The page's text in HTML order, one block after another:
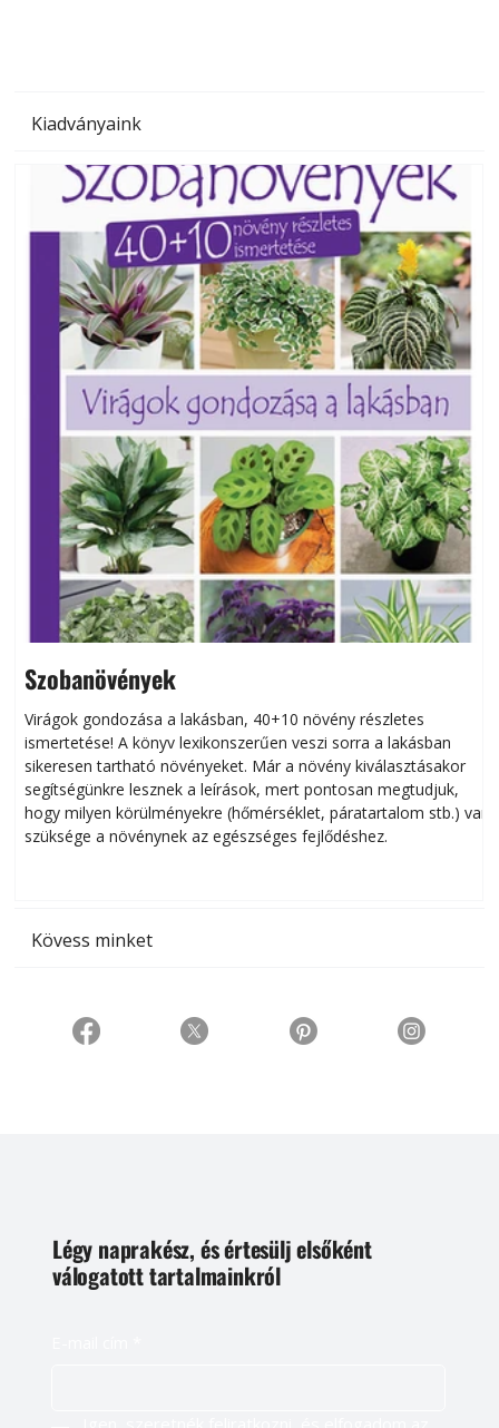
Kiadványaink
Szobanövények
Virágok gondozása a lakásban, 40+10 növény részletes
ismertetése! A könyv lexikonszerűen veszi sorra a lakásban
sikeresen tart­ha­tó növényeket. Már a növény kiválasztásakor
segítségünkre lesznek a leírások, mert pontosan megtudjuk,
hogy milyen körülményekre (hőmérséklet, páratartalom stb.) van
szüksége a növénynek az egészséges fejlődéshez.
Kövess minket
Légy naprakész, és értesülj elsőként
válogatott tartalmainkról